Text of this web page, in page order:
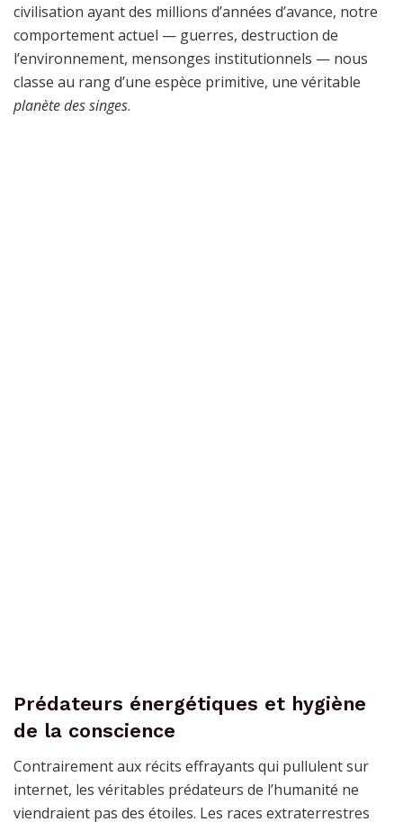
civilisation ayant des millions d’années d’avance, notre
comportement actuel — guerres, destruction de
l’environnement, mensonges institutionnels — nous
classe au rang d’une espèce primitive, une véritable
planète des singes.
Prédateurs énergétiques et hygiène
de la conscience
Contrairement aux récits effrayants qui pullulent sur
internet, les véritables prédateurs de l’humanité ne
viendraient pas des étoiles. Les races extraterrestres